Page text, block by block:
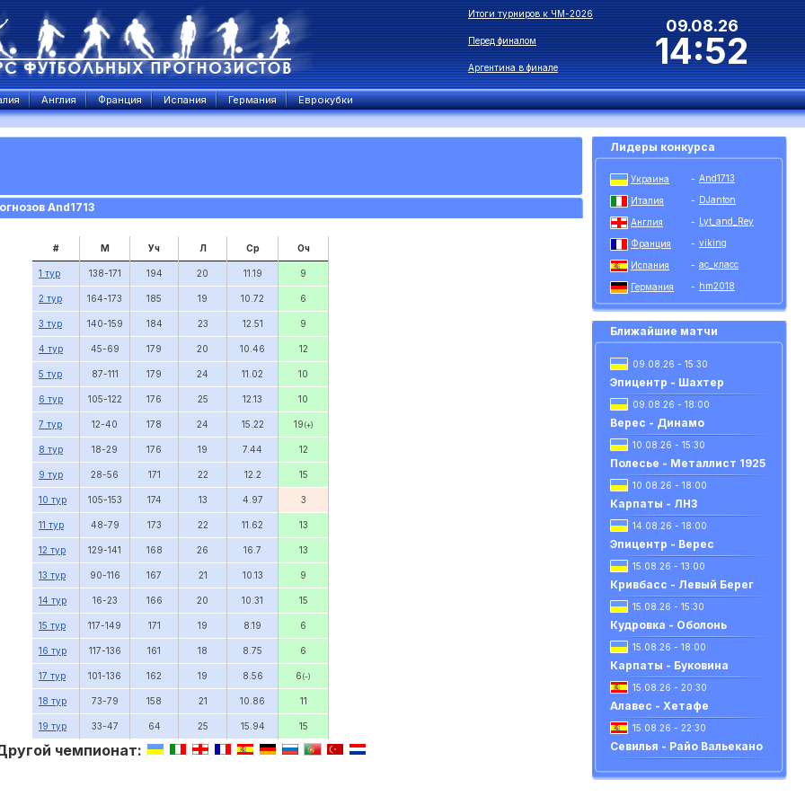
Итоги турниров к ЧМ-2026
Перед финалом
Аргентина в финале
09.08.26
14:52
Англия Франция Испания Германия Еврокубки
And1713
# М Уч Л Ср Оч
1 тур 138-171 194 20 11.19 9
2 тур 164-173 185 19 10.72 6
3 тур 140-159 184 23 12.51 9
4 тур 45-69 179 20 10.46 12
5 тур 87-111 179 24 11.02 10
6 тур 105-122 176 25 12.13 10
7 тур 12-40 178 24 15.22 19 (+)
8 тур 18-29 176 19 7.44 12
9 тур 28-56 171 22 12.2 15
10 тур 105-153 174 13 4.97 3
11 тур 48-79 173 22 11.62 13
12 тур 129-141 168 26 16.7 13
13 тур 90-116 167 21 10.13 9
14 тур 16-23 166 20 10.31 15
15 тур 117-149 171 19 8.19 6
16 тур 117-136 161 18 8.75 6
17 тур 101-136 162 19 8.56 6 (-)
18 тур 73-79 158 21 10.86 11
19 тур 33-47 64 25 15.94 15
чемпионат:
Лидеры конкурса
Украина - And1713
Италия - DJanton
Англия - Lyt_and_Rey
Франция - viking
Испания - ас_класс
Германия - hm2018
Ближайшие матчи
09.08.26 - 15:30
Эпицентр - Шахтер
09.08.26 - 18:00
Верес - Динамо
10.08.26 - 15:30
Полесье - Металлист 1925
10.08.26 - 18:00
Карпаты - ЛНЗ
14.08.26 - 18:00
Эпицентр - Верес
15.08.26 - 13:00
Кривбасс - Левый Берег
15.08.26 - 15:30
Кудровка - Оболонь
15.08.26 - 18:00
Карпаты - Буковина
15.08.26 - 20:30
Алавес - Хетафе
15.08.26 - 22:30
Севилья - Райо Вальекано